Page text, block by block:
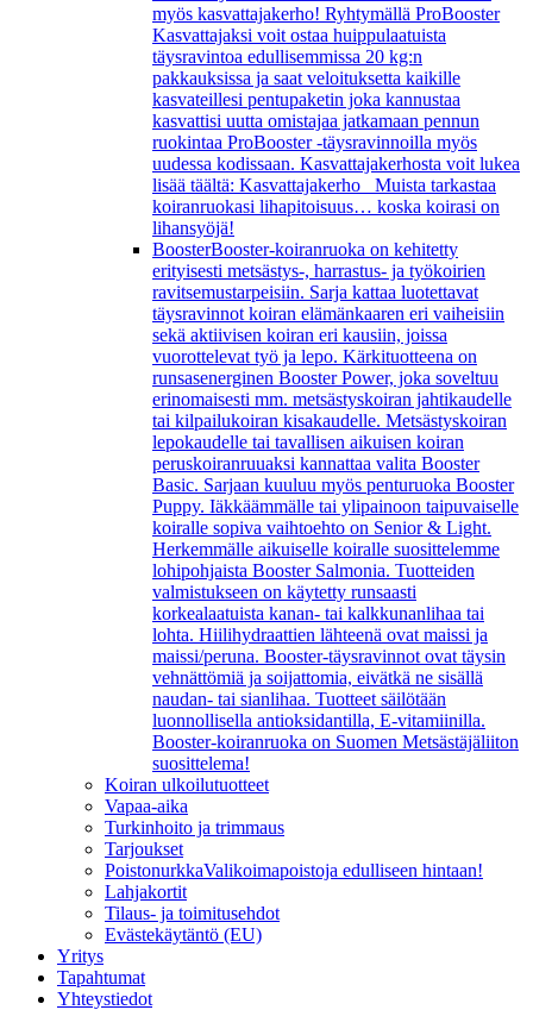
myös kasvattajakerho! Ryhtymällä ProBooster
Kasvattajaksi voit ostaa huippulaatuista
täysravintoa edullisemmissa 20 kg:n
pakkauksissa ja saat veloituksetta kaikille
kasvateillesi pentupaketin joka kannustaa
kasvattisi uutta omistajaa jatkamaan pennun
ruokintaa ProBooster -täysravinnoilla myös
uudessa kodissaan. Kasvattajakerhosta voit lukea
lisää täältä: Kasvattajakerho Muista tarkastaa
koiranruokasi lihapitoisuus… koska koirasi on
lihansyöjä!
BoosterBooster-koiranruoka on kehitetty
erityisesti metsästys-, harrastus- ja työkoirien
ravitsemustarpeisiin. Sarja kattaa luotettavat
täysravinnot koiran elämänkaaren eri vaiheisiin
sekä aktiivisen koiran eri kausiin, joissa
vuorottelevat työ ja lepo. Kärkituotteena on
runsasenerginen Booster Power, joka soveltuu
erinomaisesti mm. metsästyskoiran jahtikaudelle
tai kilpailukoiran kisakaudelle. Metsästyskoiran
lepokaudelle tai tavallisen aikuisen koiran
peruskoiranruuaksi kannattaa valita Booster
Basic. Sarjaan kuuluu myös penturuoka Booster
Puppy. Iäkkäämmälle tai ylipainoon taipuvaiselle
koiralle sopiva vaihtoehto on Senior & Light.
Herkemmälle aikuiselle koiralle suosittelemme
lohipohjaista Booster Salmonia. Tuotteiden
valmistukseen on käytetty runsaasti
korkealaatuista kanan- tai kalkkunanlihaa tai
lohta. Hiilihydraattien lähteenä ovat maissi ja
maissi/peruna. Booster-täysravinnot ovat täysin
vehnättömiä ja soijattomia, eivätkä ne sisällä
naudan- tai sianlihaa. Tuotteet säilötään
luonnollisella antioksidantilla, E-vitamiinilla.
Booster-koiranruoka on Suomen Metsästäjäliiton
suosittelema!
Koiran ulkoilutuotteet
Vapaa-aika
Turkinhoito ja trimmaus
Tarjoukset
PoistonurkkaValikoimapoistoja edulliseen hintaan!
Lahjakortit
Tilaus- ja toimitusehdot
Evästekäytäntö (EU)
Yritys
Tapahtumat
Yhteystiedot